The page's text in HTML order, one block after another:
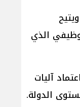
الذي
آليات
الدولة.